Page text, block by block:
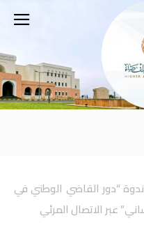
ندوة “دور القاضي الوطني في
عبر الاتصال المرئي